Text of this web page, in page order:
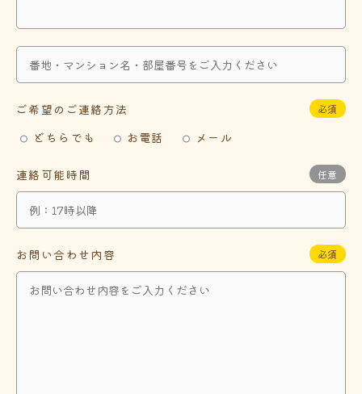
ご希望のご連絡方法 必須
どちらでも お電話 メール
連絡可能時間 任意
お問い合わせ内容 必須